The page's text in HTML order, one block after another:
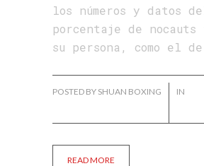
los números y datos
porcentaje de
su persona, como el de
READ MORE
POSTED BY SHUAN BOXING IN